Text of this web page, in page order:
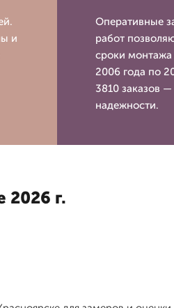
и
Оперативные
работ
сроки монтажа
2006 года по
3810 заказов
надежности.
2026 г.